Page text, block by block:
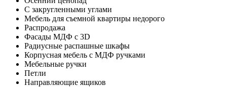
С закругленными углами
Мебель для съемной квартиры недорого
Распродажа
Фасады МДФ с 3D
Радиусные распашные шкафы
Корпусная мебель с МДФ ручками
Мебельные ручки
Петли
Направляющие ящиков